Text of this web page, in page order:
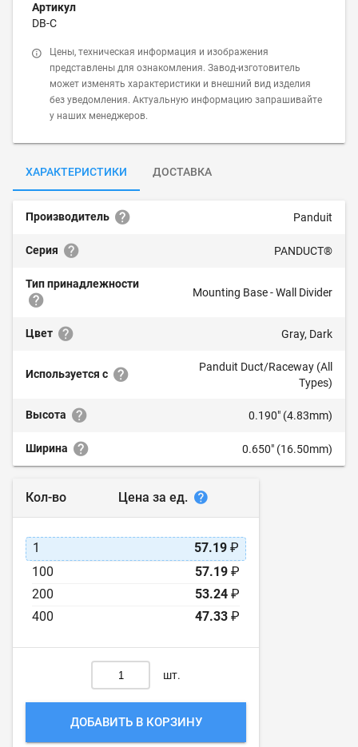
Артикул
DB-C
Цены, техническая информация и изображения
представлены для ознакомления. Завод-изготовитель
может изменять характеристики и внешний вид изделия
без уведомления. Актуальную информацию запрашивайте
у наших менеджеров.
ХАРАКТЕРИСТИКИ ДОСТАВКА
Производитель Panduit
Серия PANDUCT®
Тип принадлежности
Mounting Base - Wall Divider
Цвет Gray, Dark
Используется с
Panduit Duct/Raceway (All
Types)
Высота 0.190" (4.83mm)
Ширина 0.650" (16.50mm)
Кол-во Цена за ед.
1 57.19 ₽
100
57.19 ₽
200
53.24 ₽
400
47.33 ₽
шт.
ДОБАВИТЬ В КОРЗИНУ